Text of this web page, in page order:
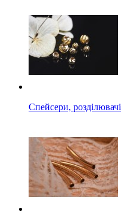
Спейсери, розділювачі